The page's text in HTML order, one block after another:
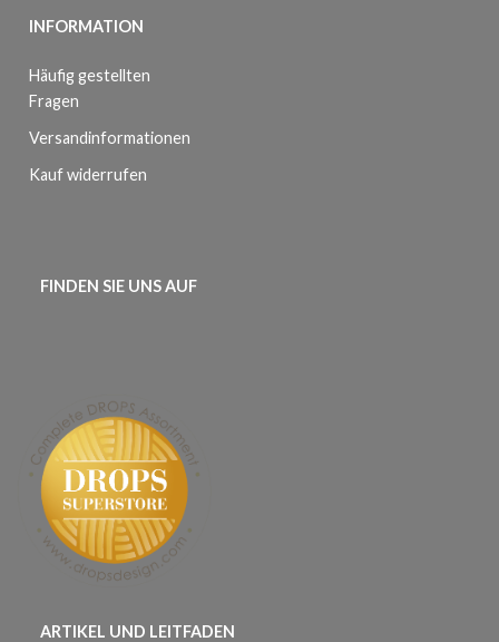
INFORMATION
Häufig gestellten
Fragen
Versandinformationen
Kauf widerrufen
FINDEN SIE UNS AUF
ARTIKEL UND LEITFADEN